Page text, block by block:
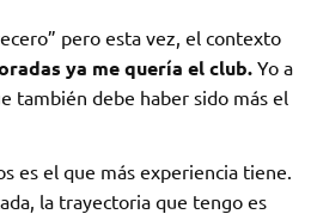
pero esta vez, el contexto
ya me quería el club.Yo a
también debe haber sido más el
es el que más experiencia tiene.
la trayectoria que tengo es